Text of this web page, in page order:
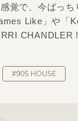
覚で、今ばっ
Like」や「
CHANDLER
#90S HOUSE